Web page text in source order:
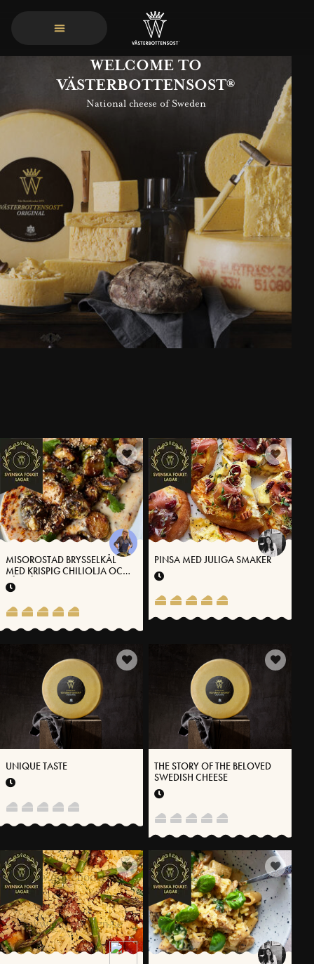
WELCOME TO
VÄSTERBOTTENSOST®
National cheese of Sweden
MISOROSTAD BRYSSELKÅL
MED KRISPIG CHILIOLJA OCH
SÅS PÅ VÄSTERBOTTENSOST
PINSA MED JULIGA SMAKER
UNIQUE TASTE
THE STORY OF THE BELOVED
SWEDISH CHEESE